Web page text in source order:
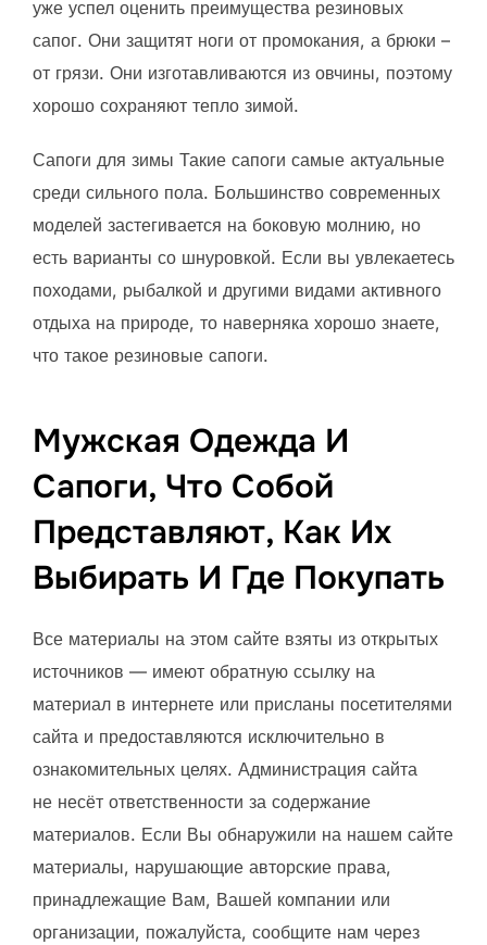
уже успел оценить преимущества резиновых
сапог. Они защитят ноги от промокания, а брюки –
от грязи. Они изготавливаются из овчины, поэтому
хорошо сохраняют тепло зимой.
Сапоги для зимы Такие сапоги самые актуальные
среди сильного пола. Большинство современных
моделей застегивается на боковую молнию, но
есть варианты со шнуровкой. Если вы увлекаетесь
походами, рыбалкой и другими видами активного
отдыха на природе, то наверняка хорошо знаете,
что такое резиновые сапоги.
Мужская Одежда И
Сапоги, Что Собой
Представляют, Как Их
Выбирать И Где Покупать
Все материалы на этом сайте взяты из открытых
источников — имеют обратную ссылку на
материал в интернете или присланы посетителями
сайта и предоставляются исключительно в
ознакомительных целях. Администрация сайта
не несёт ответственности за содержание
материалов. Если Вы обнаружили на нашем сайте
материалы, нарушающие авторские права,
принадлежащие Вам, Вашей компании или
организации, пожалуйста, сообщите нам через